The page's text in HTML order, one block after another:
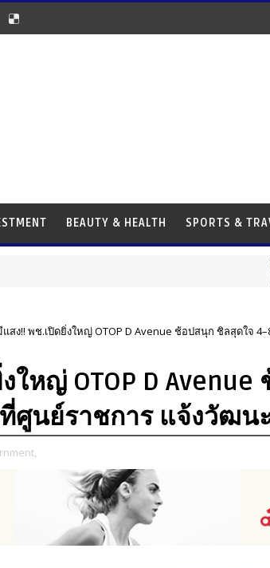
BEAUTY & HEALTH SPORTS &
สง!! พช.เปิดยิ่งใหญ่ OTOP D Avenue ช้อปสนุก ชิลสุดใจ
หญ่ OTOP D Avenue
ศูนย์ราชการ แจ้งวัฒน